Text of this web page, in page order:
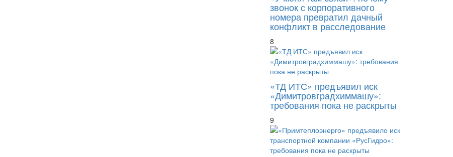
звонок с корпоративного
номера превратил дачный
конфликт в расследование
8
«ТД ИТС» предъявил иск
«Димитровградхиммашу»:
требования пока не раскрыты
9